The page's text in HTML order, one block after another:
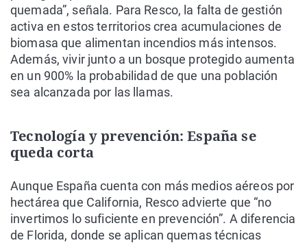
quemada”, señala. Para Resco, la falta de gestión
activa en estos territorios crea acumulaciones de
biomasa que alimentan incendios más intensos.
Además, vivir junto a un bosque protegido aumenta
en un 900% la probabilidad de que una población
sea alcanzada por las llamas.
Tecnología y prevención: España se
queda corta
Aunque España cuenta con más medios aéreos por
hectárea que California, Resco advierte que “no
invertimos lo suficiente en prevención”. A diferencia
de Florida, donde se aplican quemas técnicas